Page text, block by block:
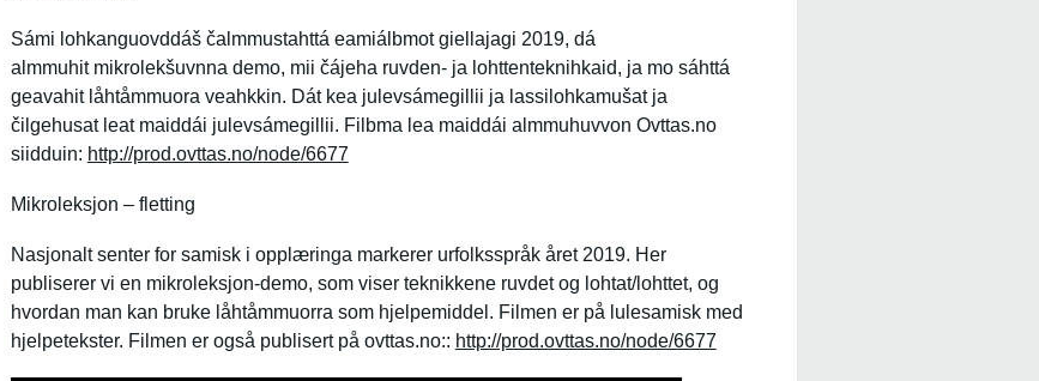
Sámi lohkanguovddáš čalmmustahttá eamiálbmot giellajagi 2019, dá
almmuhit mikrolekšuvnna demo, mii čájeha ruvden- ja lohttenteknihkaid, ja mo sáhttá
geavahit låhtåmmuora veahkkin. Dát kea julevsámegillii ja lassilohkamušat ja
čilgehusat leat maiddái julevsámegillii. Filbma lea maiddái almmuhuvvon Ovttas.no
siidduin: http://prod.ovttas.no/node/6677
Mikroleksjon – fletting
Nasjonalt senter for samisk i opplæringa markerer urfolksspråk året 2019. Her
publiserer vi en mikroleksjon-demo, som viser teknikkene ruvdet og lohtat/lohttet, og
hvordan man kan bruke låhtåmmuorra som hjelpemiddel. Filmen er på lulesamisk med
hjelpetekster. Filmen er også publisert på ovttas.no:: http://prod.ovttas.no/node/6677